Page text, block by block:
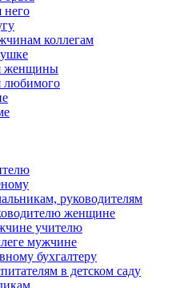
него
коллегам
женщины
любимого
руководителям
женщине
учителю
мужчине
бухгалтеру
в детском саду